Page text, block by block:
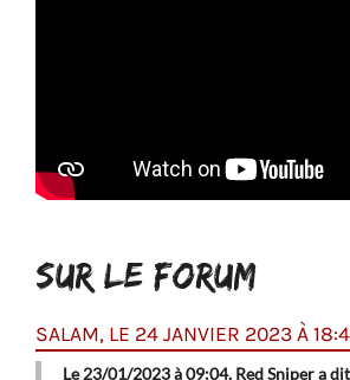
SUR LE FORUM
SALAM, LE 24 JANVIER 2023 À
Le 23/01/2023 à 09:04, Red Sniper a